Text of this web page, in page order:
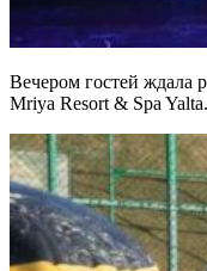
Вечером гостей ждала
Mriya Resort & Spa Yalta.